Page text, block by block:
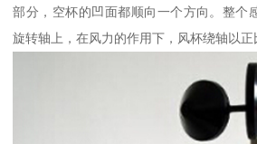
部分，空杯的凹面都顺向一个方向。整个
旋转轴上，在风力的作用下，风杯绕轴以正